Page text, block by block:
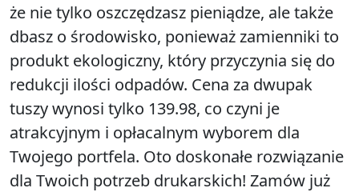
że nie tylko oszczędzasz pieniądze, ale także
dbasz o środowisko, ponieważ zamienniki to
produkt ekologiczny, który przyczynia się do
redukcji ilości odpadów. Cena za dwupak
tuszy wynosi tylko 139.98, co czyni je
atrakcyjnym i opłacalnym wyborem dla
Twojego portfela. Oto doskonałe rozwiązanie
dla Twoich potrzeb drukarskich! Zamów już